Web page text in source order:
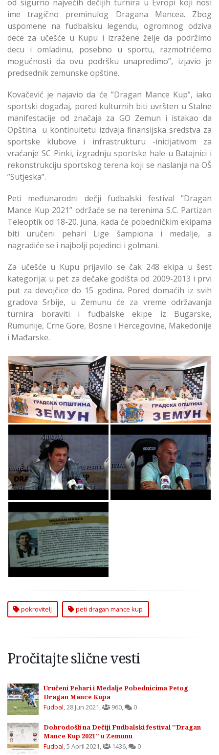
od sigurno najvećih dečijih turnira u Evropi koji nosi
ime tragično preminulog Dragana Mancea. Zbog
uspomene na fudbalsku legendu, ogromnog odziva
dece za učešće u Kupu i izražene želje da podržimo
decu i omladinu, posebno u sportu, razmotrićemo
mogućnosti da ovu podršku unapredimo”, izjavio je
predsednik zemunske opštine.
Kovačević je najavio da će ”Dragan Mance Kup”, iako
sportski događaj, pored kulturnih biti uvršten u Stalne
manifestacije od značaja za GO Zemun i istakao da
Opština u kontinuitetu izdvaja finansijska sredstva za
sportske klubove i infrastrukturu -inicijativom za
vraćanje SC Pinki, izgradnju sportske hale u Batajnici i
rekonstrukciju sportskog terena koji se naslanja na OŠ
”Sutjeska”.
Peti međunarodni dečji fudbalski festival ”Dragan
Mance Kup 2021” održaće se na terenima S.C. Partizan
Teleoptik od 18-20. juna, kada će pobedničkim ekipama
biti uručeni pehari Lige šampiona i medalje, a
nagradiće se i najbolji pojedinci i golmani.
Za učešće u Kupu prijavilo se čak 248 ekipa u šest
kategorija: u pet za dečake godišta od 2009-2013 i prvi
put za devojčice do 15 godina. Pored domaćih iz svih
gradova Srbije, u Zemunu će za vreme održavanja
turnira boraviti i fudbalske ekipe iz Bugarske,
Rumunije, Crne Gore, Bosne i Hercegovine, Makedonije
i Mađarske.
Opština Zemun
Poktovitelj Petog
Dragan Mance Kupa
2021
Poktovitelj Petog
Dragan Mance Kupa
2021 je Opština
Zemun
Opština Zemun
Poktovitelj Petog
Dragan Mance Kupa
2021
Opština Zemun
Poktovitelj Petog
Dragan Mance Kupa
2021
Opština Zemun
Poktovitelj Petog
Dragan Mance Kupa
2021
pokrovitelj peti dragan mance kup
Pročitajte slične vesti
Uručeni Pehari i Medalje Pobednicima Petog
Dragan Mance Kupa
Fudbal,28 Jun 2021, 960, 0
Dobrodošli na Dečiji Fudbalski festival ''Dragan
Mance Kup 2021'' u Zemunu
Fudbal,5 April 2021, 1436, 0